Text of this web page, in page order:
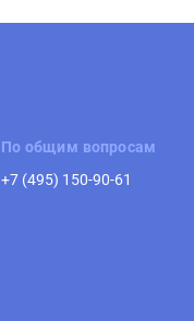
По общим вопросам
+7 (495) 150-90-61